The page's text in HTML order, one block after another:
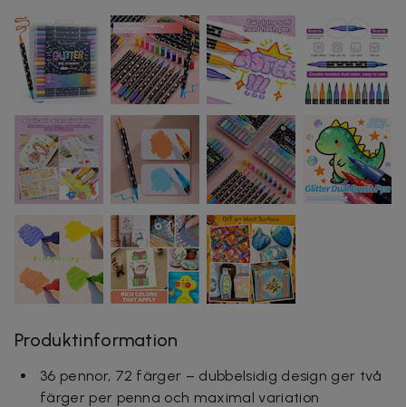
Produktinformation
36 pennor, 72 färger – dubbelsidig design ger två
färger per penna och maximal variation